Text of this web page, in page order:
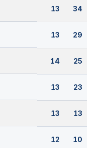
13 34
13 29
14 25
13 23
13 13
12 10